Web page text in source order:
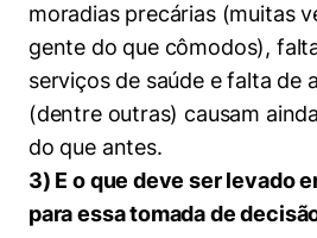
moradias precárias (muitas
gente do que cômodos),
serviços de saúde e falta de
(dentre outras) causam
do que antes.
3) E o que deve ser levado
para essa tomada de